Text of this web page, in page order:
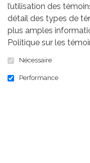
l’utilisation des
détail des types de
plus amples
Politique sur les
Nécessaire
Performance